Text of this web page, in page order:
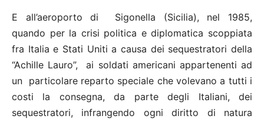
E all’aeroporto di Sigonella (Sicilia), nel 1985,
quando per la crisi politica e diplomatica scoppiata
fra Italia e Stati Uniti a causa dei sequestratori della
“Achille Lauro”, ai soldati americani appartenenti ad
un particolare reparto speciale che volevano a tutti i
costi la consegna, da parte degli Italiani, dei
sequestratori, infrangendo ogni diritto di natura